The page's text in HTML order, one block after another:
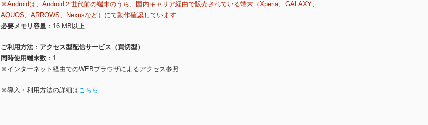
※Androidは、Android２世代前の端末のうち、国内キャリア経由で販売されている端末（Xperia、GALAXY、
AQUOS、ARROWS、Nexusなど）にて動作確認しています
必要メモリ容量
16 MB以上
ご利用方法
アクセス型配信サービス（買切型）
同時使用端末数
1
※インターネット経由でのWEBブラウザによるアクセス参照
※導入・利用方法の詳細はこちら